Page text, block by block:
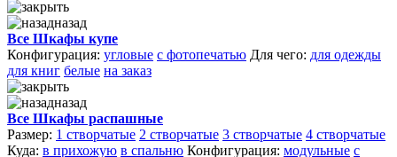
назад
Все Шкафы купе
Конфигурация: угловые с фотопечатью Для чего: для одежды
для книг белые на заказ
назад
Все Шкафы распашные
Размер: 1 створчатые 2 створчатые 3 створчатые 4 створчатые
Куда: в прихожую в спальню Конфигурация: модульные с